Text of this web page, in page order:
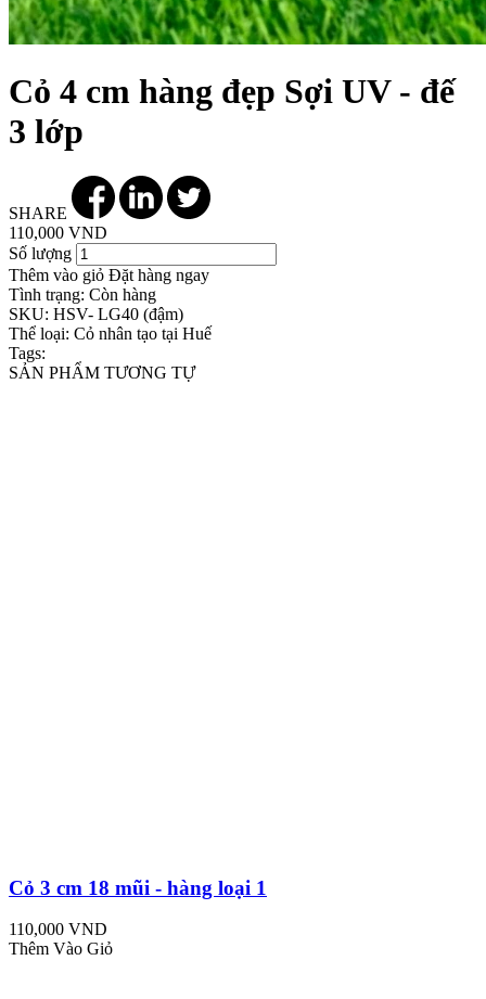
Cỏ 4 cm hàng đẹp Sợi UV - đế
3 lớp
SHARE
110,000 VND
Số lượng
Thêm vào giỏ Đặt hàng ngay
Tình trạng: Còn hàng
SKU: HSV- LG40 (đậm)
Thể loại: Cỏ nhân tạo tại Huế
Tags:
SẢN PHẨM TƯƠNG TỰ
Cỏ 3 cm 18 mũi - hàng loại 1
110,000 VND
Thêm Vào Giỏ